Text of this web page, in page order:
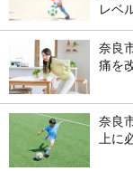
レベ
奈良
痛を
奈良
上